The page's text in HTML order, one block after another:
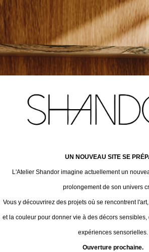
UN NOUVEAU SITE SE
L'Atelier Shandor imagine actuellement un
prolongement de son univers
Vous y découvrirez des projets où se rencontrent
et la couleur pour donner vie à des décors
expériences sensorielles.
Ouverture prochaine.